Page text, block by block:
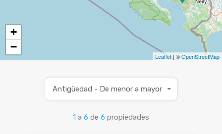
+
−
Leaflet | ©OpenStreetMap
1 a 6 de 6 propiedades
Antigüedad - De menor a mayor